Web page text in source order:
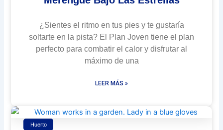
¿Sientes el ritmo en tus pies y te gustaría
soltarte en la pista? El Plan Joven tiene el plan
perfecto para combatir el calor y disfrutar al
máximo de una
LEER MÁS »
Huerto